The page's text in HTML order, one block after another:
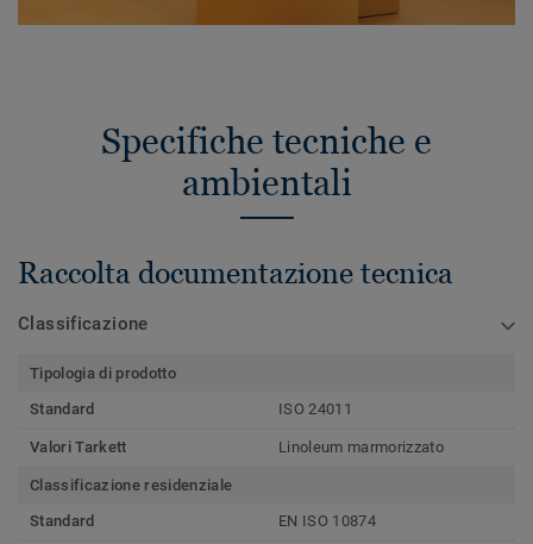
Specifiche tecniche e
ambientali
Raccolta documentazione tecnica
Classificazione
Tipologia di prodotto
Standard
ISO 24011
Valori Tarkett Linoleum marmorizzato
Classificazione residenziale
Standard
EN ISO 10874